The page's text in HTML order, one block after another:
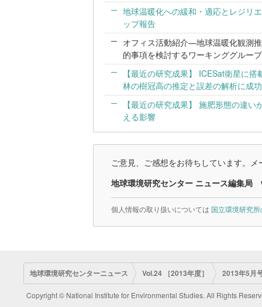
地球温暖化への緩和・適応とレジリ
ップ報告
オフィス活動紹介—地球温暖化観測
的事項を検討するワーキンググルー
【最近の研究成果】 ICESat衛星に
林の樹冠高の推定と誤差の解析に成功
【最近の研究成果】 施肥形態の違
える影響
ご意見、ご感想をお待ちしています。
地球環境研究センター ニュース編集局
個人情報の取り扱いについては 国立環境研究
地球環境研究センターニュース Vol.24 ［2013年度］ 2013年5月
Copyright © National Institute for Environmental Studies. All Rights